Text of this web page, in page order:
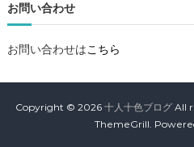
お問い合わせ
お問い合わせはこちら
Copyright © 2026 十人十色ブログ All
ThemeGrill.